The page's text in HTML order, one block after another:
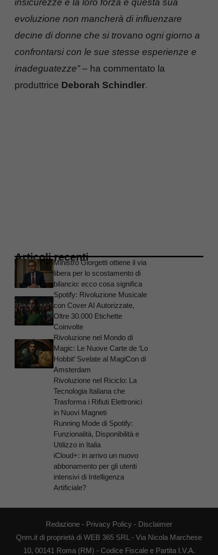
evoluzione non mancherà di influenzare
decine di donne che si trovano ogni giorno a
confrontarsi con le sue stesse esperienze e
inadeguatezze” – ha commentato la
produttrice Deborah Schindler.
Articoli recentiMinistro Giorgetti ottiene il via
libera per lo scostamento di
bilancio: ecco cosa significa
Spotify: Rivoluzione Musicale
con Cover AI Autorizzate,
Oltre 30.000 Etichette
Coinvolte
Rivoluzione nel Mondo di
Magic: Le Nuove Carte de ‘Lo
Hobbit’ Svelate al MagiCon di
Amsterdam
Rivoluzione nel Riciclo: La
Tecnologia Italiana che
Trasforma i Rifiuti Elettronici
in Nuovi Magneti
Running Mode di Spotify:
Funzionalità, Disponibilità e
Utilizzo in Italia
iCloud+: in arrivo un nuovo
abbonamento per gli utenti
intensivi di Intelligenza
Artificiale?
Redazione - Privacy Policy - Disclaimer
Qnm.it di proprietà di WEB 365 SRL - Via Nicola Marchese
10, 00141 Roma (RM) - Codice Fiscale e Partita I.V.A.